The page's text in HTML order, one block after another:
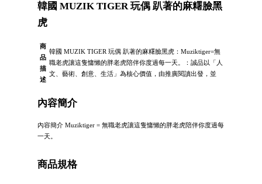
韓國 MUZIK TIGER 玩偶 趴著的麻糬臉黑
虎
商
品
描
述
韓國 MUZIK TIGER 玩偶 趴著的麻糬臉黑虎：Muziktiger=無
職老虎讓這隻慵懶的胖老虎陪伴你度過每一天。：誠品以「人
文、藝術、創意、生活」為核心價值，由推廣閱讀出發，並
內容簡介
內容簡介 Muziktiger = 無職老虎讓這隻慵懶的胖老虎陪伴你度過每
一天。
商品規格